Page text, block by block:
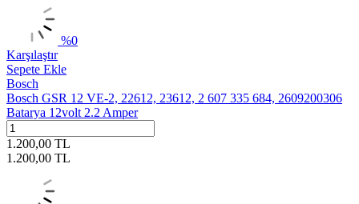
%0
Karşılaştır
Sepete Ekle
Bosch
Bosch GSR 12 VE-2, 22612, 23612, 2 607 335 684, 2609200306
Batarya 12volt 2.2 Amper
1.200,00 TL
1.200,00 TL